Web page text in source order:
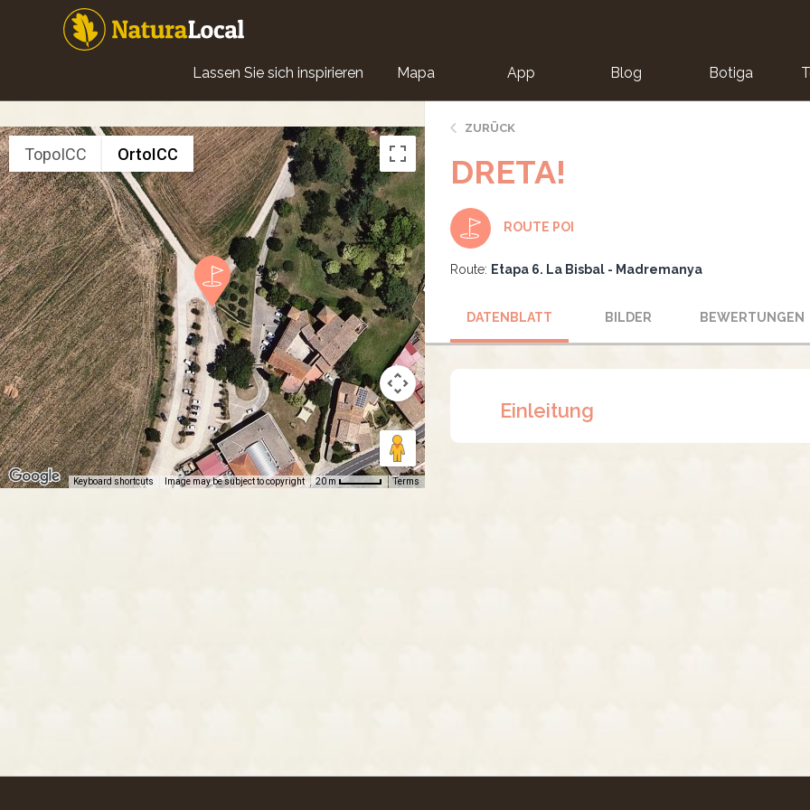
Main
navigation
Lassen Sie sich inspirieren Mapa App Blog Botiga
TopoICC OrtoICC
Keyboard shortcuts Image may be subject to copyright 20 m Terms
ZURÜCK
DRETA!
ROUTE POI
Route: Etapa 6. La Bisbal - Madremanya
DATENBLATT BILDER BEWERTUNGEN
Einleitung